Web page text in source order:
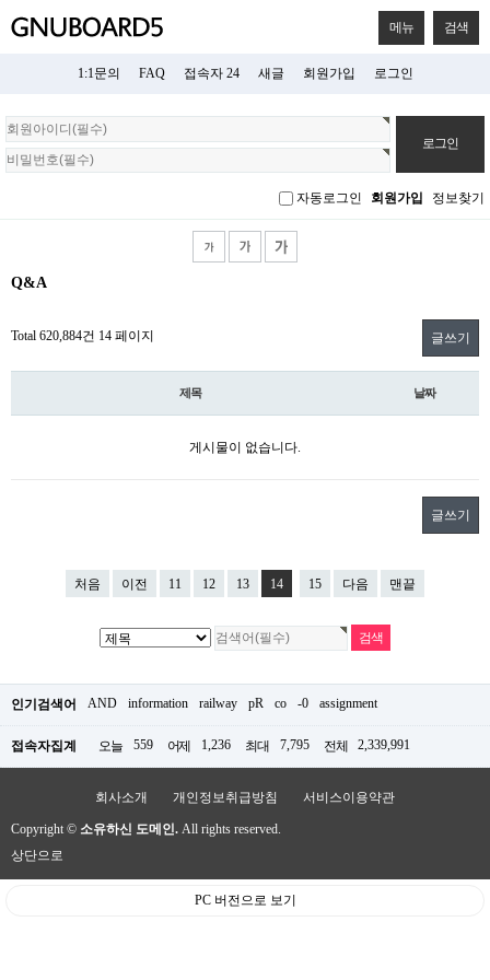
메뉴 검색
1:1문의 FAQ 접속자 24 새글 회원가입 로그인
회
원
로
자동로그인 회원가입 정보찾기
Q&A
Total 620,884건 14 페이지 글쓰기
제목 날짜
게시물이 없습니다.
글쓰기
처음 이전 11 12 13 14 15 다음 맨끝
인기검색어 AND information railway pR co -0 assignment
접속자집계 오늘 559 어제 1,236 최대 7,795 전체 2,339,991
회사소개 개인정보취급방침 서비스이용약관
Copyright © 소유하신 도메인. All rights reserved.
상단으로
PC 버전으로 보기